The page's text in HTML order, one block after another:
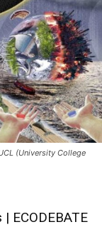
(University College
| ECODEBATE